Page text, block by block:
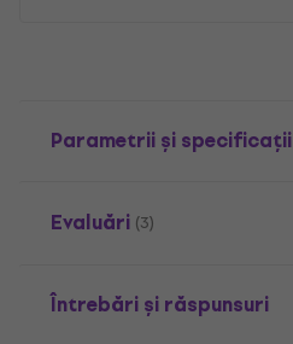
Parametrii și specificații
Evaluări (3)
Întrebări și răspunsuri